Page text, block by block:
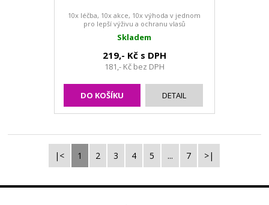
10x léčba, 10x akce, 10x výhoda v jednom
pro lepší výživu a ochranu vlasů
Skladem
219,- Kč s DPH
181,- Kč bez DPH
DO KOŠÍKU DETAIL
|< 1 2 3 4 5 ... 7 >|